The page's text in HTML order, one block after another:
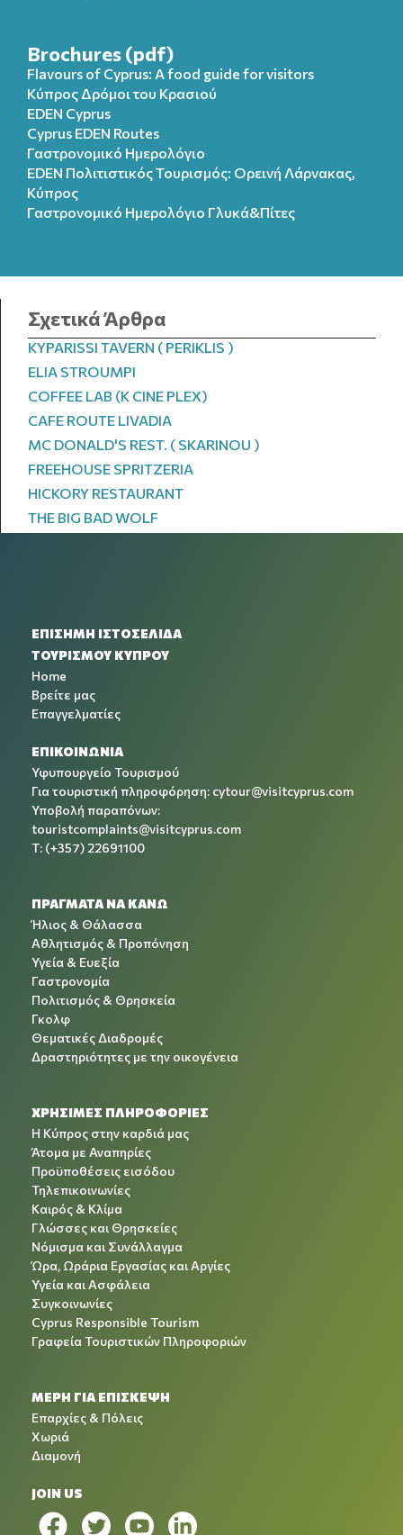
Brochures (pdf)
Flavours of Cyprus: A food guide for visitors
Κύπρος Δρόμοι του Κρασιού
EDEN Cyprus
Cyprus EDEN Routes
Γαστρονομικό Ημερολόγιο
EDEN Πολιτιστικός Τουρισμός: Ορεινή Λάρνακας,
Κύπρος
Γαστρονομικό Ημερολόγιo Γλυκά&Πίτες
Σχετικά Άρθρα
KYPARISSI TAVERN ( PERIKLIS )
ELIA STROUMPI
COFFEE LAB (K CINE PLEX)
CAFE ROUTE LIVADIA
MC DONALD'S REST. ( SKARINOU )
FREEHOUSE SPRITZERIA
HICKORY RESTAURANT
THE BIG BAD WOLF
ΕΠΙΣΗΜΗ ΙΣΤΟΣΕΛΙΔΑ
ΤΟΥΡΙΣΜΟΥ ΚΥΠΡΟΥ
Home
Βρείτε μας
Επαγγελματίες
ΕΠΙΚΟΙΝΩΝΙΑ
Υφυπουργείο Τουρισμού
Για τουριστική πληροφόρηση: cytour@visitcyprus.com
Υποβολή παραπόνων:
touristcomplaints@visitcyprus.com
T: (+357) 22691100
ΠΡΑΓΜΑΤΑ ΝΑ ΚΑΝΩ
Ήλιος & Θάλασσα
Αθλητισμός & Προπόνηση
Υγεία & Ευεξία
Γαστρονομία
Πολιτισμός & Θρησκεία
Γκολφ
Θεματικές Διαδρομές
Δραστηριότητες με την οικογένεια
ΧΡΉΣΙΜΕΣ ΠΛΗΡΟΦΟΡΊΕΣ
Η Κύπρος στην καρδιά μας
Άτομα με Αναπηρίες
Προϋποθέσεις εισόδου
Τηλεπικοινωνίες
Καιρός & Κλίμα
Γλώσσες και Θρησκείες
Νόμισμα και Συνάλλαγμα
Ώρα, Ωράρια Εργασίας και Αργίες
Υγεία και Ασφάλεια
Συγκοινωνίες
Cyprus Responsible Tourism
Γραφεία Τουριστικών Πληροφοριών
ΜΕΡΗ ΓΙΑ ΕΠΙΣΚΕΨΗ
Επαρχίες & Πόλεις
Χωριά
Διαμονή
JOIN US